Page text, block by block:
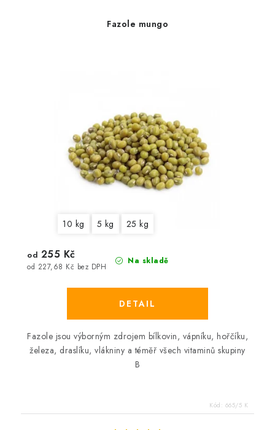
Fazole mungo
10 kg 5 kg 25 kg
Na skladě
od 227,68 Kč bez DPH
od 255 Kč
Fazole jsou výborným zdrojem bílkovin, vápníku, hořčíku,
železa, draslíku, vlákniny a téměř všech vitaminů skupiny
B
Kód: 665/5 K